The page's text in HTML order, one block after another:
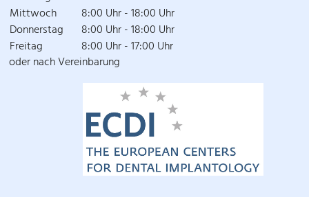
Mittwoch
8:00 Uhr - 18:00 Uhr
Donnerstag 8:00 Uhr - 18:00 Uhr
Freitag
8:00 Uhr - 17:00 Uhr
oder nach Vereinbarung